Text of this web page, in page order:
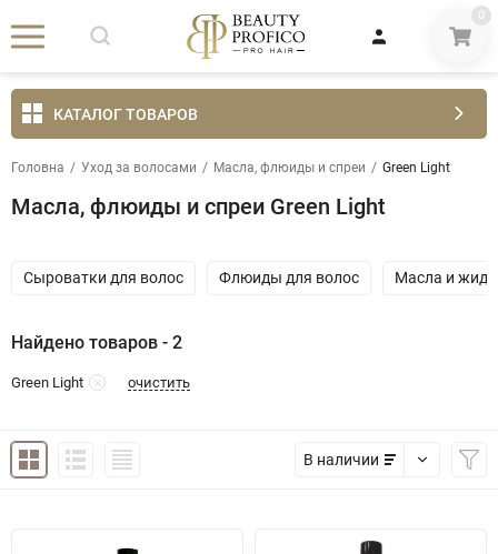
0
КАТАЛОГ ТОВАРОВ
Головна / Уход за волосами / Масла, флюиды и спреи / Green Light
Масла, флюиды и спреи Green Light
Сыроватки для волос Флюиды для волос Масла и
Найдено товаров - 2
Green Light очистить
В наличии